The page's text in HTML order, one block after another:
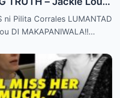
YEARS of
ni Pilita Corrales LUMANTAD
DI MAKAPANIWALA!!…